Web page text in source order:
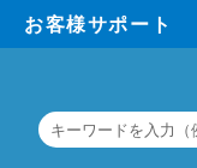
お客様サポート